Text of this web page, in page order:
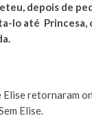
depois de
lo até Princesa,
Elise retornaram
Elise.